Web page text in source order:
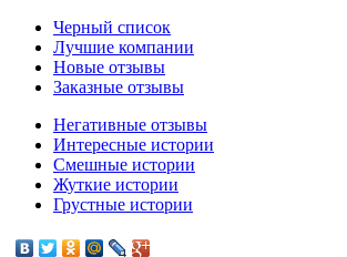
Черный список
Лучшие компании
Новые отзывы
Заказные отзывы
Негативные отзывы
Интересные истории
Смешные истории
Жуткие истории
Грустные истории